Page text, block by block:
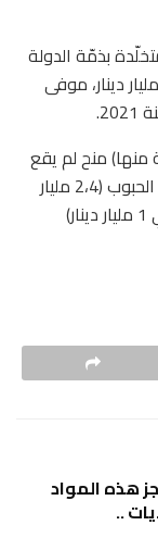
بذمّة الدولة
فقد زادت بنسبة 1،9 بالمائة لتقدّر قيمتها ب7 مليار دينار، موفى
أساسا، (بنسبة 59 بالمائة منها) منح لم يقع
إسداؤها لثلاث مؤسّسات ويتعلّق الأمر بديوان الحبوب (2،4 مليار
دينار) والشركة التونسيّة لصناعات التكرير (حوالي 1 مليار دينار)
هذه المواد
..